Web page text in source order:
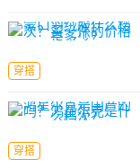
穿搭
穿搭